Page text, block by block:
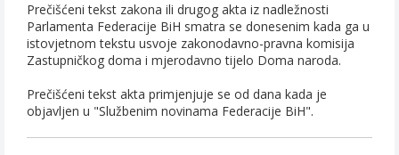
Prečišćeni tekst zakona ili drugog akta iz nadležnosti
Parlamenta Federacije BiH smatra se donesenim kada ga u
istovjetnom tekstu usvoje zakonodavno-pravna komisija
Zastupničkog doma i mjerodavno tijelo Doma naroda.
Prečišćeni tekst akta primjenjuje se od dana kada je
objavljen u "Službenim novinama Federacije BiH".